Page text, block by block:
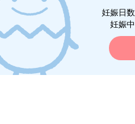
妊娠日
妊娠